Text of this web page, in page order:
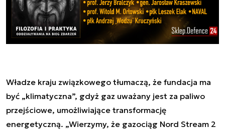
Władze kraju związkowego tłumaczą, że fundacja ma
być „klimatyczna”, gdyż gaz uważany jest za paliwo
przejściowe, umożliwiające transformację
energetyczną. „Wierzymy, że gazociąg Nord Stream 2